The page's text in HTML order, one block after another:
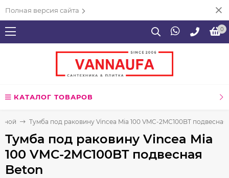
Полная версия сайта
0
КАТАЛОГ ТОВАРОВ
Тумба под раковину Vincea Mia 100 VMC-2MC100BT
Тумба под раковину Vincea Mia
100 VMC-2MC100BT подвесная
Beton